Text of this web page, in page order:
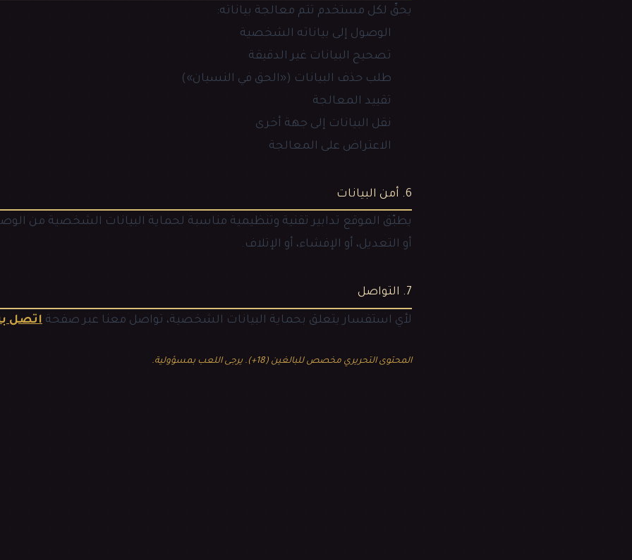
يحقّ لكل مستخدم تتم معالجة بياناته:
الوصول إلى بياناته الشخصية
تصحيح البيانات غير الدقيقة
طلب حذف البيانات («الحق في النسيان»)
تقييد المعالجة
نقل البيانات إلى جهة أخرى
الاعتراض على المعالجة
6. أمن البيانات
يطبّق الموقع تدابير تقنية وتنظيمية مناسبة لحماية البيانات الشخصية من
أو التعديل، أو الإفشاء، أو الإتلاف.
7. التواصل
لأي استفسار يتعلق بحماية البيانات الشخصية، تواصل معنا عبر صفحة اتصل
المحتوى التحريري مخصص للبالغين (18+). يرجى اللعب بمسؤولية.